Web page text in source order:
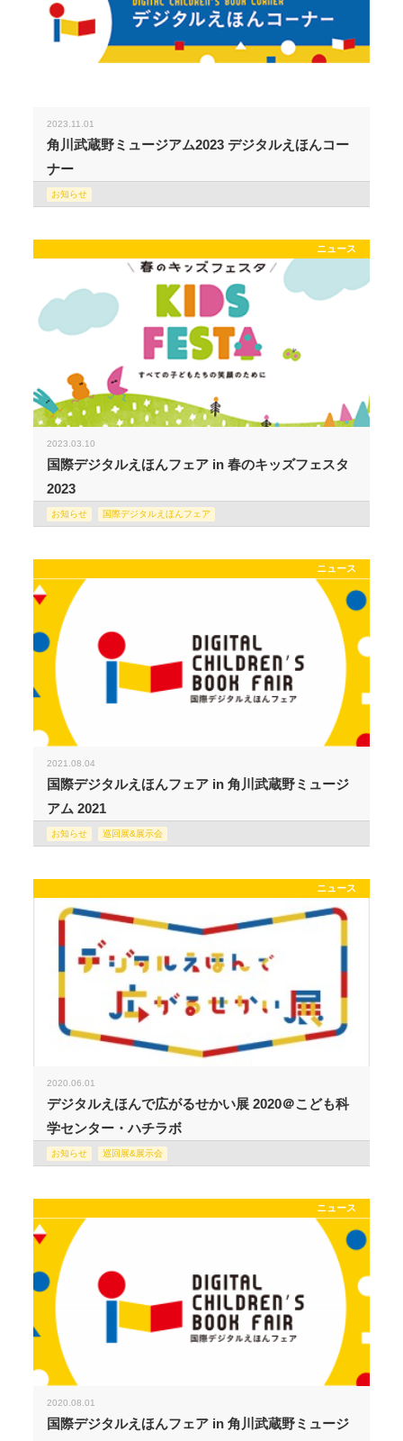
2023.11.01
角川武蔵野ミュージアム2023 デジタルえほんコー
ナー
お知らせ
ニュース
2023.03.10
国際デジタルえほんフェア in 春のキッズフェスタ
2023
お知らせ 国際デジタルえほんフェア
ニュース
2021.08.04
国際デジタルえほんフェア in 角川武蔵野ミュージ
アム 2021
お知らせ 巡回展&展示会
ニュース
2020.06.01
デジタルえほんで広がるせかい展 2020＠こども科
学センター・ハチラボ
お知らせ 巡回展&展示会
ニュース
2020.08.01
国際デジタルえほんフェア in 角川武蔵野ミュージ